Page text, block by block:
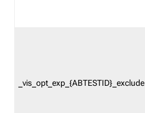
_vis_opt_exp_{ABTESTID}_exclude